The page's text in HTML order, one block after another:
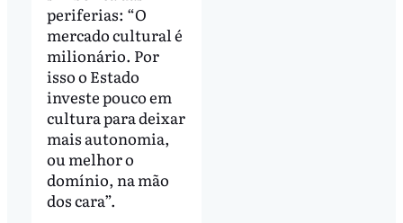
periferias: “O
mercado cultural é
milionário. Por
isso o Estado
investe pouco em
cultura para deixar
mais autonomia,
ou melhor o
domínio, na mão
dos cara”.